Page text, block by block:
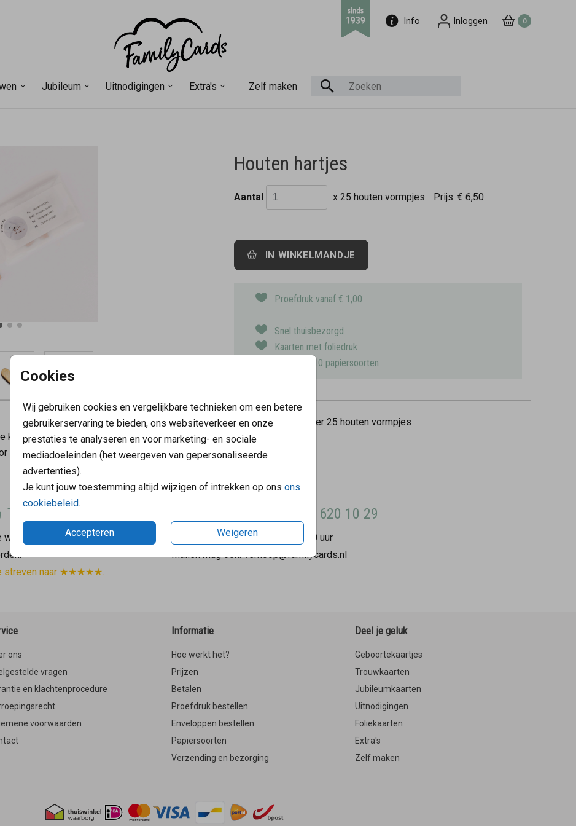
Info Inloggen 0
Jubileum Uitnodigingen Extra's Zelf maken
Cookies
Wij gebruiken cookies en vergelijkbare technieken om een betere
gebruikerservaring te bieden, ons websiteverkeer en onze
prestaties te analyseren en voor marketing- en sociale
mediadoeleinden (het weergeven van gepersonaliseerde
advertenties).
Je kunt jouw toestemming altijd wijzigen of intrekken op ons ons
cookiebeleid.
Accepteren Weigeren
Houten hartjes
Aantal x 25 houten vormpjes Prijs: € 6,50
IN WINKELMANDJE
Proefdruk vanaf € 1,00
Snel thuisbezorgd
Kaarten met foliedruk
Keuze uit 10 papiersoorten
kaartje. In elk zakje zitten 25 hartjes. Échte
op je kaart.
Prijs:€ 6,50 per 25 houten vormpjes
Tevreden klanten
willen graag dat onze klanten blij
streven naar ★★★★★.
Klantenservice: 078 - 620 10 29
Op werkdagen van 09:00 tot 17:00 uur
Mailen mag ook: verkoop@familycards.nl
ons
vragen
en klachtenprocedure
voorwaarden
Informatie
Hoe werkt het?
Prijzen
Betalen
Proefdruk bestellen
Enveloppen bestellen
Papiersoorten
Verzending en bezorging
Deel je geluk
Geboortekaartjes
Trouwkaarten
Jubileumkaarten
Uitnodigingen
Foliekaarten
Extra's
Zelf maken